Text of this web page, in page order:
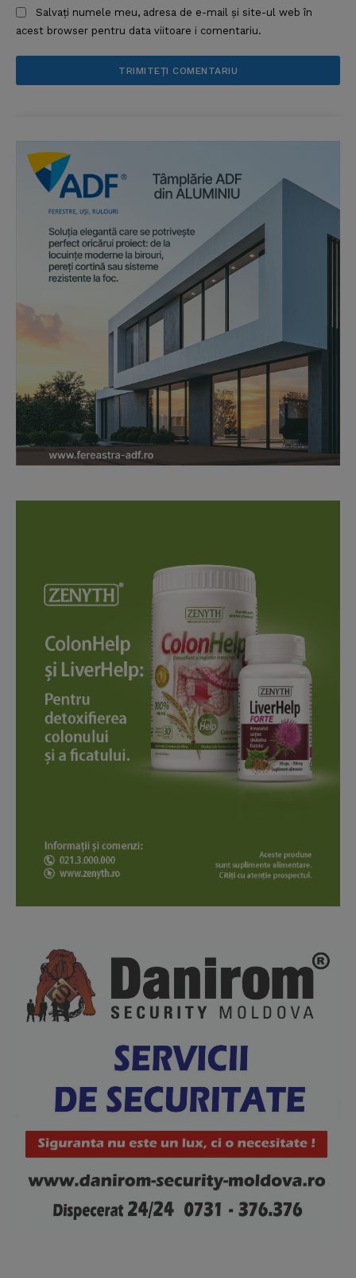
Salvați numele meu, adresa de e-mail și site-ul web în
acest browser pentru data viitoare i comentariu.